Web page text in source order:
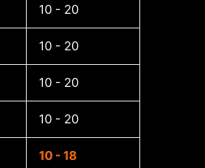
10 - 20
10 - 20
10 - 20
10 - 20
10 - 18